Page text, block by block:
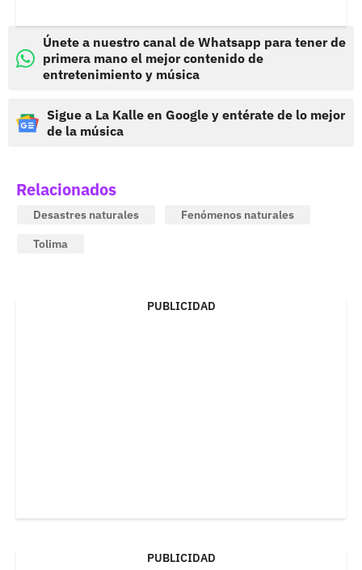
Únete a nuestro canal de Whatsapp para tener de
primera mano el mejor contenido de
entretenimiento y música
Sigue a La Kalle en Google y entérate de lo mejor
de la música
Relacionados
Desastres naturales
Fenómenos naturales
Tolima
PUBLICIDAD
PUBLICIDAD